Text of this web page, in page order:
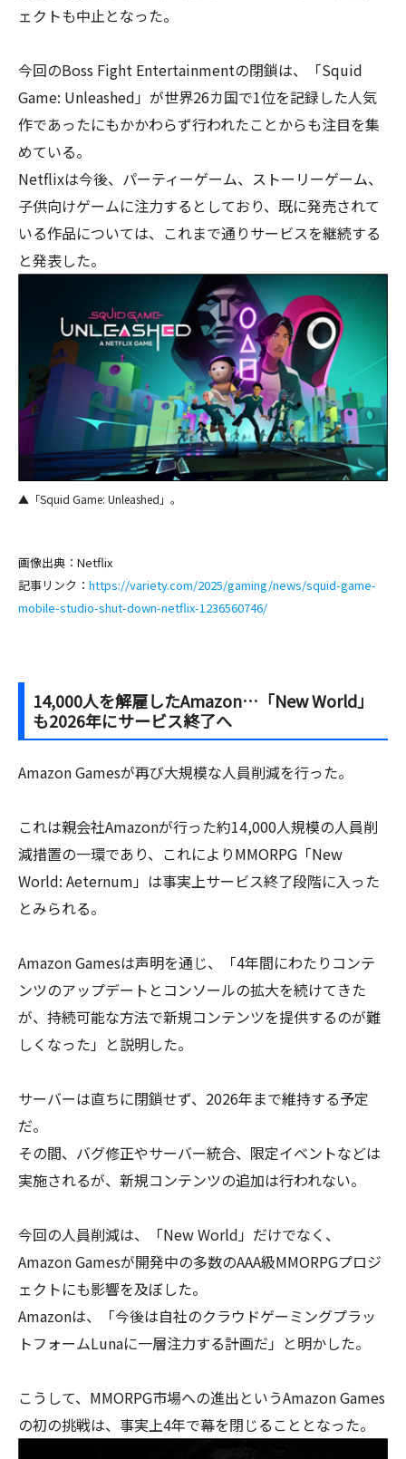
ェクトも中止となった。
今回のBoss Fight Entertainmentの閉鎖は、「Squid
Game: Unleashed」が世界26カ国で1位を記録した人気
作であったにもかかわらず行われたことからも注目を集
めている。
Netflixは今後、パーティーゲーム、ストーリーゲーム、
子供向けゲームに注力するとしており、既に発売されて
いる作品については、これまで通りサービスを継続する
と発表した。
▲「Squid Game: Unleashed」。
画像出典：Netflix
記事リンク： https://variety.com/2025/gaming/news/squid-game-
mobile-studio-shut-down-netflix-1236560746/
14,000人を解雇したAmazon…「New World」
も2026年にサービス終了へ
Amazon Gamesが再び大規模な人員削減を行った。
これは親会社Amazonが行った約14,000人規模の人員削
減措置の一環であり、これによりMMORPG「New
World: Aeternum」は事実上サービス終了段階に入った
とみられる。
Amazon Gamesは声明を通じ、「4年間にわたりコンテ
ンツのアップデートとコンソールの拡大を続けてきた
が、持続可能な方法で新規コンテンツを提供するのが難
しくなった」と説明した。
サーバーは直ちに閉鎖せず、2026年まで維持する予定
だ。
その間、バグ修正やサーバー統合、限定イベントなどは
実施されるが、新規コンテンツの追加は行われない。
今回の人員削減は、「New World」だけでなく、
Amazon Gamesが開発中の多数のAAA級MMORPGプロジ
ェクトにも影響を及ぼした。
Amazonは、「今後は自社のクラウドゲーミングプラッ
トフォームLunaに一層注力する計画だ」と明かした。
こうして、MMORPG市場への進出というAmazon Games
の初の挑戦は、事実上4年で幕を閉じることとなった。